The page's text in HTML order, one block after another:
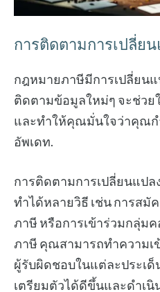
การติดตามการเปลี่ย
กฎหมายภาษีมีการเปลี่ยน
ติดตามข้อมูลใหม่ๆ จะช่ว
และทำให้คุณมั่นใจว่าคุณก
อัพเดท.
การติดตามการเปลี่ยนแป
ทำได้หลายวิธี เช่น การสมั
ภาษี หรือการเข้าร่วมกลุ่ม
ภาษี คุณสามารถทำความเ
ผู้รับผิดชอบในแต่ละประเ
เตรียมตัวได้ดีขึ้นและดำเนิ